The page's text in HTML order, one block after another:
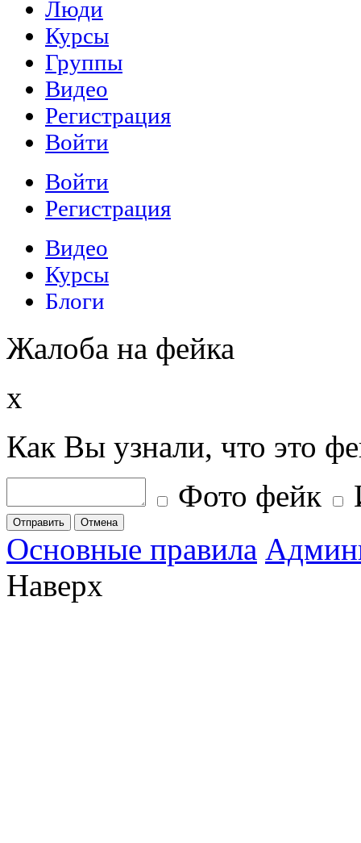
Жалоба на фейка
x
Как Вы узнали, что это
Фото фейк
Отправить Отмена
Основные правила
Наверх